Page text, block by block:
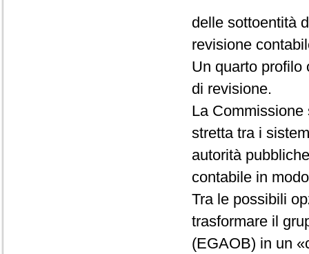
delle sottoentità
revisione
Un quarto profilo
di revisione.
La
stretta tra i
autorità
contabile in
Tra le possibili
trasformare il
(EGAOB) in un